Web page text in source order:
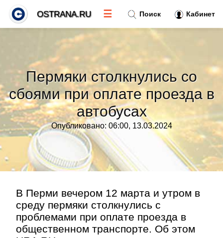
Пермяки столкнулись со
сбоями при оплате проезда в
автобусах
Опубликовано: 06:00, 13.03.2024
В Перми вечером 12 марта и утром в
среду пермяки столкнулись с
проблемами при оплате проезда в
общественном транспорте. Об этом
Поиск Кабинет
OSTRANA.RU ☰
Тренды новостей»
Рубрики»
Правила
Контакт»